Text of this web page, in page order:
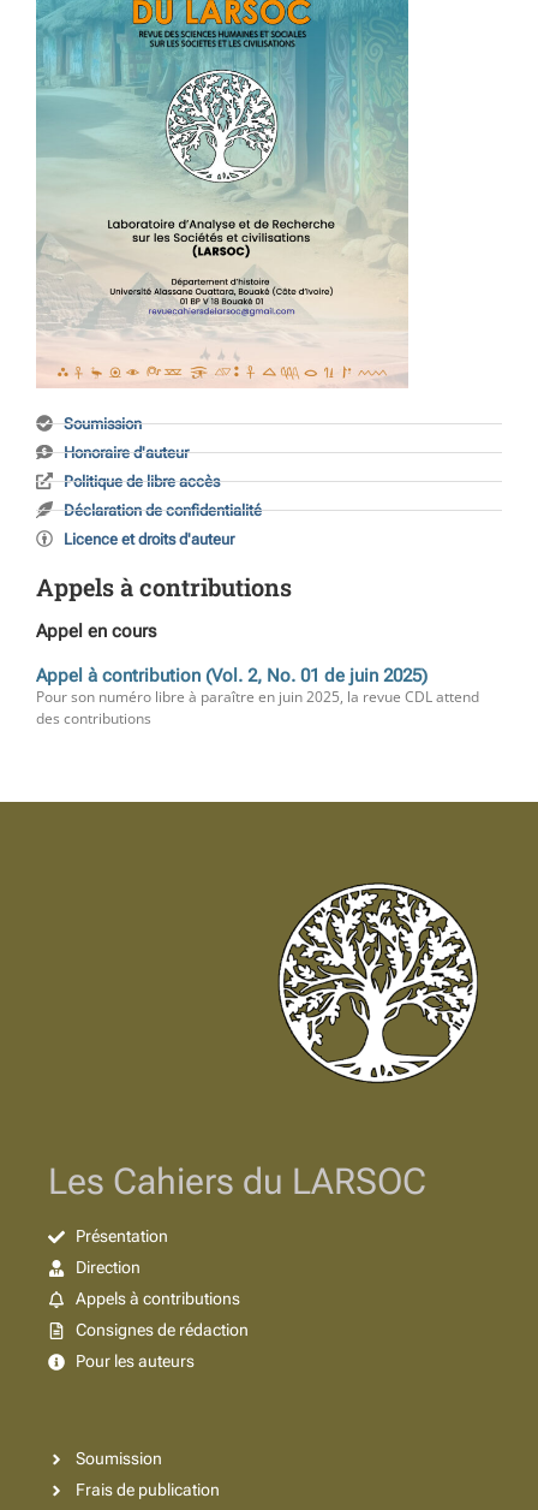
Soumission
Honoraire d'auteur
Politique de libre accès
Déclaration de confidentialité
Licence et droits d'auteur
Appels à contributions
Appel en cours
Appel à contribution (Vol. 2, No. 01 de juin 2025)
Pour son numéro libre à paraître en juin 2025, la revue CDL attend
des contributions
Les Cahiers du LARSOC
Présentation
Direction
Appels à contributions
Consignes de rédaction
Pour les auteurs
Soumission
Frais de publication